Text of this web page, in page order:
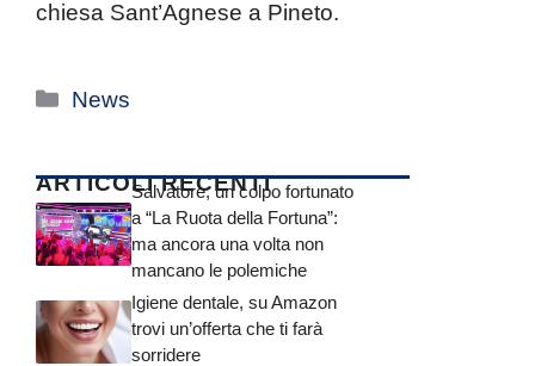
chiesa Sant’Agnese a Pineto.
Categorie
News
ARTICOLI RECENTI
Salvatore, un colpo fortunato
a “La Ruota della Fortuna”:
ma ancora una volta non
mancano le polemiche
Igiene dentale, su Amazon
trovi un’offerta che ti farà
sorridere